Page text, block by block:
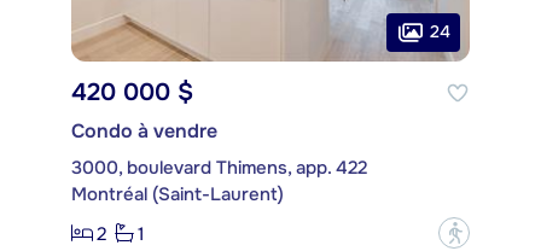
24
420 000 $
Condo à vendre
3000, boulevard Thimens, app. 422
Montréal (Saint-Laurent)
2
1 ?